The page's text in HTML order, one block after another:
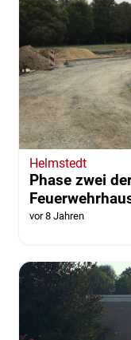
Helmstedt
Phase zwei
vor 8 Jahren